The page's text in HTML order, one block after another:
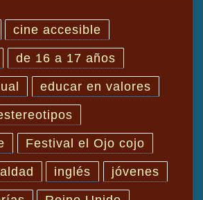
cine accesible
de 16 a 17 años
educar en valores
Festival el Ojo cojo
inglés jóvenes